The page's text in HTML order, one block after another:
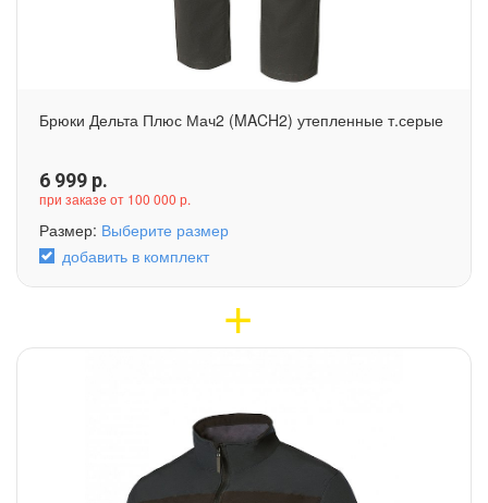
Брюки Дельта Плюс Мач2 (MACH2) утепленные т.серые
6 999 р.
при заказе от 100 000 р.
Размер: Выберите размер
добавить в комплект